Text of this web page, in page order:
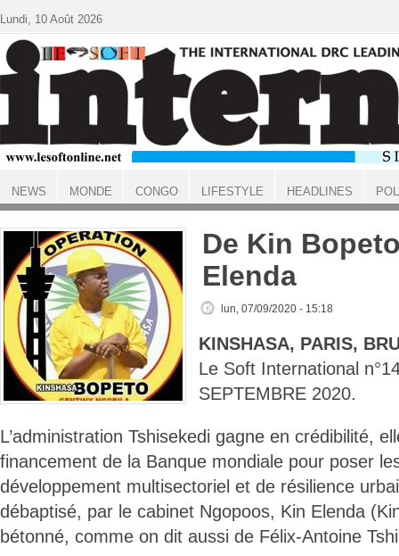
ACCUEIL
De Kin
Elenda
lun, 07/09/2020 - 15:18
KINSHASA, PARIS,
Le Soft International
SEPTEMBRE 2020.
L’administration Tshisekedi gagne en crédibilité,
financement de la Banque mondiale pour poser
développement multisectoriel et de résilience
débaptisé, par le cabinet Ngopoos, Kin Elenda
bétonné, comme on dit aussi de Félix-Antoine
Lundi, 10 Août 2026
NEWS MONDE CONGO LIFESTYLE HEADLINES